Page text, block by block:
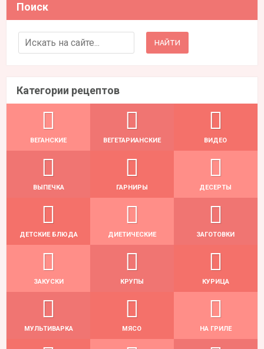
Поиск
Search for:
Категории рецептов
ВЕГАНСКИЕ ВЕГЕТАРИАНСКИЕ ВИДЕО
ВЫПЕЧКА ГАРНИРЫ ДЕСЕРТЫ
ДЕТСКИЕ БЛЮДА ДИЕТИЧЕСКИЕ ЗАГОТОВКИ
ЗАКУСКИ КРУПЫ КУРИЦА
МУЛЬТИВАРКА МЯСО НА ГРИЛЕ